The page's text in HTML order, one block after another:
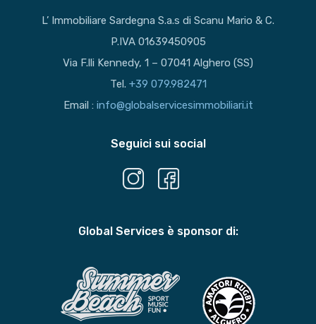
L’ Immobiliare Sardegna S.a.s di Scanu Mario & C.
P.IVA 01639450905
Via F.lli Kennedy, 1 – 07041 Alghero (SS)
Tel. +39 079.982471
Email : info@globalservicesimmobiliari.it
Seguici sui social
Global Services è sponsor di: